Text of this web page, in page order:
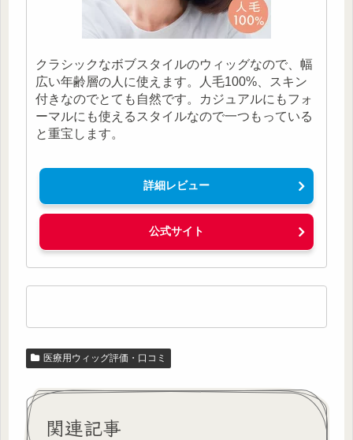
クラシックなボブスタイルのウィッグなので、幅
広い年齢層の人に使えます。人毛100%、スキン
付きなのでとても自然です。カジュアルにもフォ
ーマルにも使えるスタイルなので一つもっている
と重宝します。
詳細レビュー
公式サイト
医療用ウィッグ評価・口コミ
関連記事